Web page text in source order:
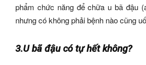
phẩm chức năng để chữa u bã đậu
nhưng có không phải bệnh nào cũng
3.U bã đậu có tự hết không?